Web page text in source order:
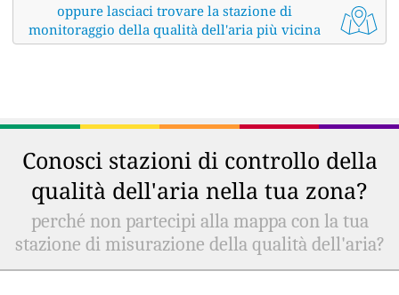
oppure lasciaci trovare la stazione di
monitoraggio della qualità dell'aria più vicina
Conosci stazioni di controllo della
qualità dell'aria nella tua zona?
perché non partecipi alla mappa con la tua
stazione di misurazione della qualità dell'aria?